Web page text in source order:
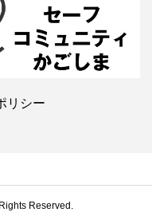
リシー
Reserved.